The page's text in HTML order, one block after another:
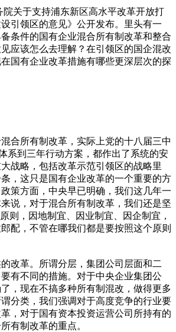
院关于支持浦东新区高水平改革开放打
引领区的意见》公开发布。里头有一
条件的国有企业混合所有制改革和整合
应该怎么去理解？在引领区的国企混改
国有企业改革措施有哪些更深层次的探
合所有制改革，实际上党的十八届三中
系到三年行动方案，都作出了系统的安
战略，包括改革示范引领区的战略里
，这只是国有企业改革的一个重要的方
策方面，中央早已明确，我们这几年一
说，对于混合所有制改革，我们还是坚
则，因地制宜、因业制宜、因企制宜，
配，不管在哪我们都是要按照这个原则
改革。所谓分层，集团公司层面和二
有不同的措施。对于中央企业集团公
，现在不搞多种所有制混改，做得更多
分类，我们强调对于高度竞争的行业要
，对于国有资本投资运营公司所持有的
有制改革的重点。